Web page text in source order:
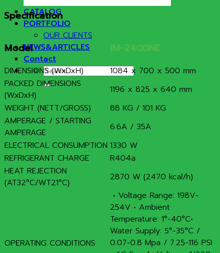
CATALOG
PORTFOLIO
OUR CLIENTS
NEWS&ARTICLES
Contact
Search
for:
Specification
Model IM-240DNE
DIMENSIONS (WxDxH)
1084 x 700 x 500 mm
PACKED DIMENSIONS
(WxDxH)
1196 x 825 x 640 mm
WEIGHT (NETT/GROSS)
88 KG / 101 KG
AMPERAGE / STARTING
AMPERAGE
6.6A / 35A
ELECTRICAL CONSUMPTION 1330 W
REFRIGERANT CHARGE
R404a
HEAT REJECTION
(AT32°C/WT21°C)
2870 W (2470 kcal/h)
OPERATING CONDITIONS
• Voltage Range: 198V-
254V • Ambient
Temperature: 1°-40°C•
Water Supply: 5°-35°C /
0.07-0.8 Mpa / 7.25-116 PSI